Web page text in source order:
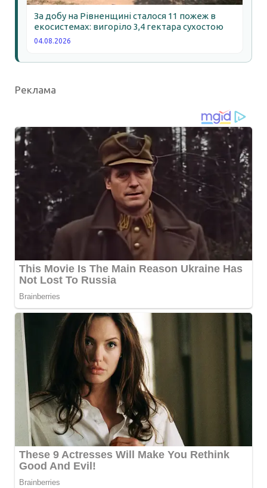
За добу на Рівненщині сталося 11 пожеж в
екосистемах: вигоріло 3,4 гектара сухостою
04.08.2026
Реклама